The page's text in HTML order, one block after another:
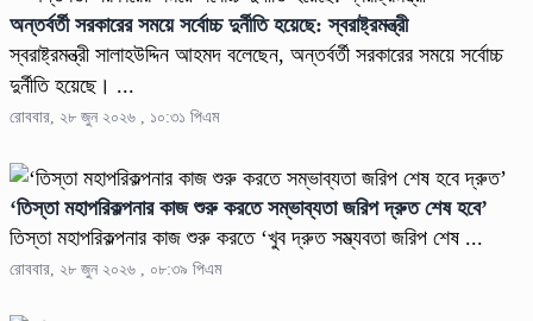
অন্তর্বর্তী সরকারের সময়ে সর্বোচ্চ দুর্নীতি হয়েছে: স্বরাষ্ট্রমন্ত্রী
স্বরাষ্ট্রমন্ত্রী সালাহউদ্দিন আহমদ বলেছেন, অন্তর্বর্তী সরকারের সময়ে সর্বোচ্চ
দুর্নীতি হয়েছে। ...
রোববার, ২৮ জুন ২০২৬ , ১০:৩১ পিএম
‘তিস্তা মহাপরিকল্পনার কাজ শুরু করতে সম্ভাব্যতা জরিপ দ্রুত শেষ হবে’
তিস্তা মহাপরিকল্পনার কাজ শুরু করতে ‘খুব দ্রুত সম্ভ্যবতা জরিপ শেষ ...
রোববার, ২৮ জুন ২০২৬ , ০৮:৩৯ পিএম